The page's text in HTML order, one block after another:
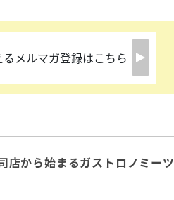
メルマガ登録はこちら
から始まるガストロノミーツ